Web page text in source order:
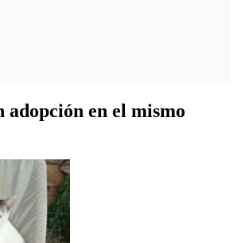
adopción en el mismo